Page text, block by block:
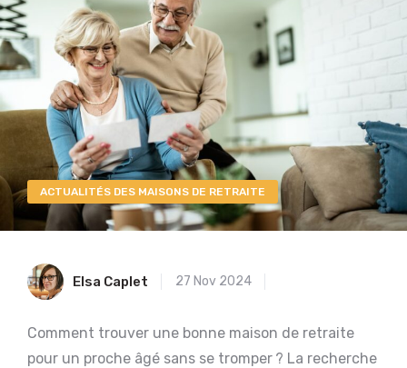
ACTUALITÉS DES MAISONS DE RETRAITE
Elsa Caplet 27 Nov 2024
Comment trouver une bonne maison de retraite
pour un proche âgé sans se tromper ? La recherche